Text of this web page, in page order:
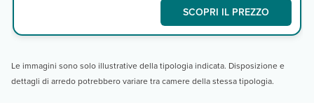
SCOPRI IL PREZZO
Le immagini sono solo illustrative della tipologia indicata. Disposizione e
dettagli di arredo potrebbero variare tra camere della stessa tipologia.